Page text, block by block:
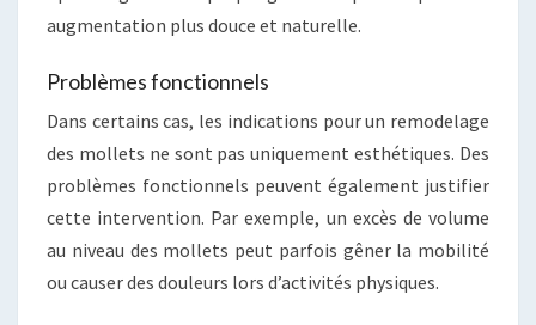
augmentation plus douce et naturelle.
Problèmes fonctionnels
Dans certains cas, les indications pour un remodelage
des mollets ne sont pas uniquement esthétiques. Des
problèmes fonctionnels peuvent également justifier
cette intervention. Par exemple, un excès de volume
au niveau des mollets peut parfois gêner la mobilité
ou causer des douleurs lors d’activités physiques.